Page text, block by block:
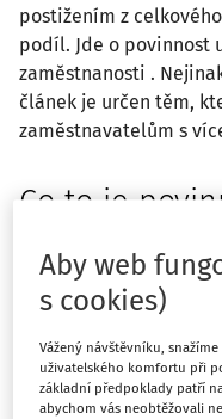
postižením z
podíl. Jde o povinnost
zaměstnanosti .
článek je určen těm,
zaměstnavatelům s
Co to je
Povinný podíl je
435/2004 Sb. , o
zaměstnanosti“). Jde o
průměrný roční
přesahuje 25,
Aby web
s cookies)
Vážený návštěvníku,
uživatelského komfortu při
základní předpoklady patří
abychom vás neobtěžovali